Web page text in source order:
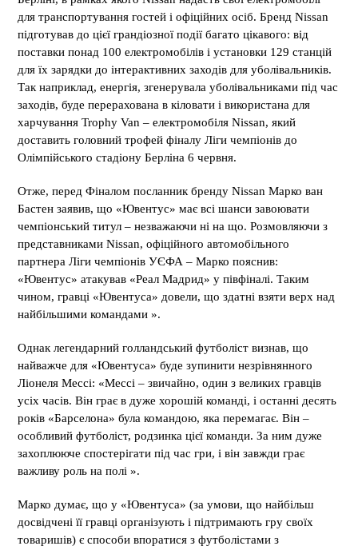
для транспортування гостей і офіційних осіб. Бренд Nissan
підготував до цієї грандіозної події багато цікавого: від
поставки понад 100 електромобілів і установки 129 станцій
для їх зарядки до інтерактивних заходів для уболівальників.
Так наприклад, енергія, згенерувала уболівальниками під час
заходів, буде перерахована в кіловати і використана для
харчування Trophy Van – електромобіля Nissan, який
доставить головний трофей фіналу Ліги чемпіонів до
Олімпійського стадіону Берліна 6 червня.
Отже, перед Фіналом посланник бренду Nissan Марко ван
Бастен заявив, що «Ювентус» має всі шанси завоювати
чемпіонський титул – незважаючи ні на що. Розмовляючи з
представниками Nissan, офіційного автомобільного
партнера Ліги чемпіонів УЄФА – Марко пояснив:
«Ювентус» атакував «Реал Мадрид» у півфіналі. Таким
чином, гравці «Ювентуса» довели, що здатні взяти верх над
найбільшими командами ».
Однак легендарний голландський футболіст визнав, що
найважче для «Ювентуса» буде зупинити незрівнянного
Ліонеля Мессі: «Мессі – звичайно, один з великих гравців
усіх часів. Він грає в дуже хорошій команді, і останні десять
років «Барселона» була командою, яка перемагає. Він –
особливий футболіст, родзинка цієї команди. За ним дуже
захоплююче спостерігати під час гри, і він завжди грає
важливу роль на полі ».
Марко думає, що у «Ювентуса» (за умови, що найбільш
досвідчені її гравці організують і підтримають гру своїх
товаришів) є способи впоратися з футболістами з